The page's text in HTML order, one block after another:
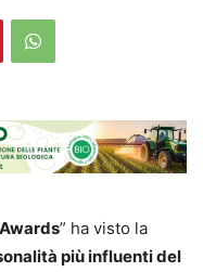
” ha visto la
più influenti del